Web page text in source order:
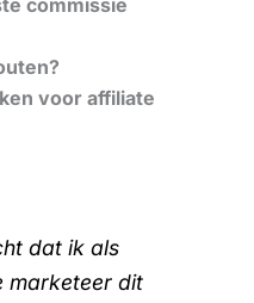
voor affiliate
dat ik als
marketeer dit